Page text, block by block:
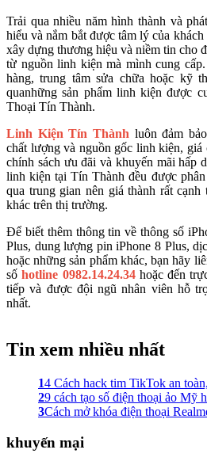
Trải qua nhiều năm hình thành và
hiểu và nắm bắt được tâm lý của
xây dựng thương hiệu và niềm tin cho
từ nguồn linh kiện mà mình cung
hàng, trung tâm sửa chữa hoặc kỹ
quanhững sản phẩm linh kiện được
Thoại Tín Thành.
Linh Kiện Tín Thành luôn đảm
chất lượng và nguồn gốc linh kiện,
chính sách ưu đãi và khuyến mãi hấp
linh kiện tại Tín Thành đều được
qua trung gian nên giá thành rất
khác trên thị trường.
Để biết thêm thông tin về thông số
Plus, dung lượng pin iPhone 8 Plus,
hoặc những sản phẩm khác, bạn hãy
sốhotline 0982.14.24.34hoặc đến
tiếp và được đội ngũ nhân viên hỗ
nhất.
Tin xem nhiều nhất
14 Cách hack tim TikTok an
29 cách tạo số điện thoại ảo Mỹ
3Cách mở khóa điện thoại
khuyến mại